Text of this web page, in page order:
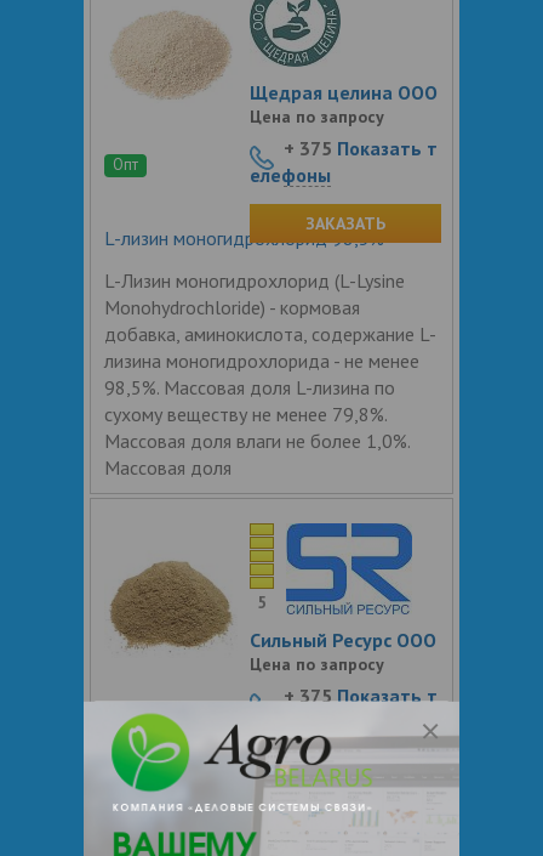
Опт
L-лизин моногидрохлорид 98,5%
L-Лизин моногидрохлорид (L-Lysine
Monohydrochloride) - кормовая
добавка, аминокислота, содержание L-
лизина моногидрохлорида - не менее
98,5%. Массовая доля L-лизина по
сухому веществу не менее 79,8%.
Массовая доля влаги не более 1,0%.
Массовая доля
Щедрая целина ООО
Цена по запросу
+ 375 Показать т
елефоны
ЗАКАЗАТЬ
Премикс П60-1
Премикс П60-1 для дойных коров,
5
Сильный Ресурс ООО
Цена по запросу
+ 375Показать т